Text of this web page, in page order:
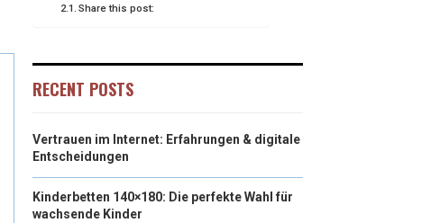
Share this post:
RECENT POSTS
Vertrauen im Internet: Erfahrungen & digitale
Entscheidungen
Kinderbetten 140×180: Die perfekte Wahl für
wachsende Kinder